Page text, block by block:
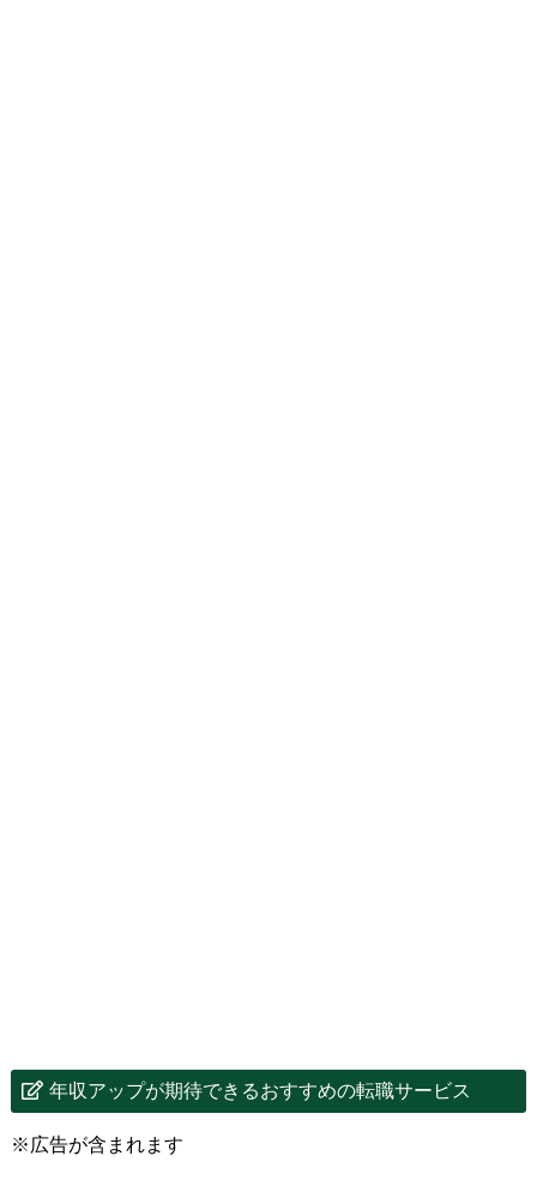
年収アップが期待できるおすすめの転職サービス
※広告が含まれます